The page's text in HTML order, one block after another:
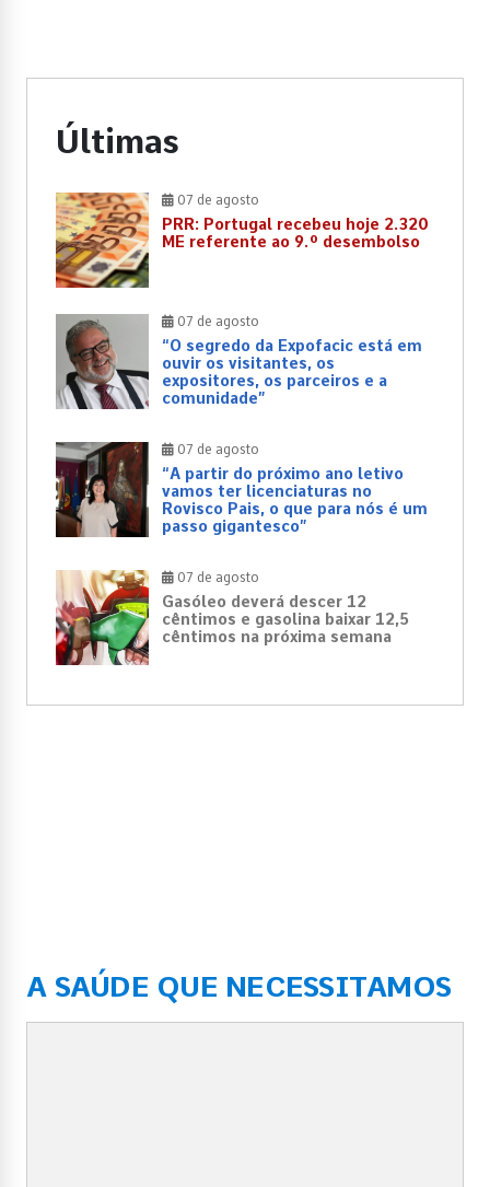
Últimas
07 de agosto
PRR: Portugal recebeu hoje 2.320
ME referente ao 9.º desembolso
07 de agosto
“O segredo da Expofacic está em
ouvir os visitantes, os
expositores, os parceiros e a
comunidade”
07 de agosto
“A partir do próximo ano letivo
vamos ter licenciaturas no
Rovisco Pais, o que para nós é um
passo gigantesco”
07 de agosto
Gasóleo deverá descer 12
cêntimos e gasolina baixar 12,5
cêntimos na próxima semana
A SAÚDE QUE NECESSITAMOS